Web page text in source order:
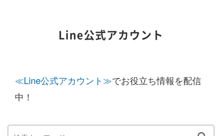
Line公式アカウント
≪Line公式アカウント≫でお役立ち情報を配信
中！